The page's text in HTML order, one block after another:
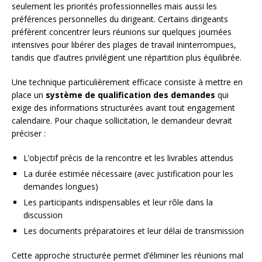
seulement les priorités professionnelles mais aussi les
préférences personnelles du dirigeant. Certains dirigeants
préfèrent concentrer leurs réunions sur quelques journées
intensives pour libérer des plages de travail ininterrompues,
tandis que d’autres privilégient une répartition plus équilibrée.
Une technique particulièrement efficace consiste à mettre en
place un système de qualification des demandes qui
exige des informations structurées avant tout engagement
calendaire. Pour chaque sollicitation, le demandeur devrait
préciser :
L’objectif précis de la rencontre et les livrables attendus
La durée estimée nécessaire (avec justification pour les
demandes longues)
Les participants indispensables et leur rôle dans la
discussion
Les documents préparatoires et leur délai de transmission
Cette approche structurée permet d’éliminer les réunions mal